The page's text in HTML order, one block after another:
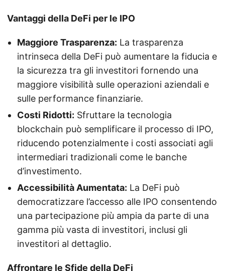
Vantaggi della DeFi per le IPO
Maggiore Trasparenza: La trasparenza
intrinseca della DeFi può aumentare la fiducia e
la sicurezza tra gli investitori fornendo una
maggiore visibilità sulle operazioni aziendali e
sulle performance finanziarie.
Costi Ridotti: Sfruttare la tecnologia
blockchain può semplificare il processo di IPO,
riducendo potenzialmente i costi associati agli
intermediari tradizionali come le banche
d’investimento.
Accessibilità Aumentata: La DeFi può
democratizzare l’accesso alle IPO consentendo
una partecipazione più ampia da parte di una
gamma più vasta di investitori, inclusi gli
investitori al dettaglio.
Affrontare le Sfide della DeFi